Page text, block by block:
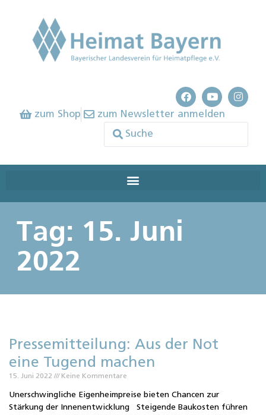
zum Shop zum Newsletter anmelden
Tag: 15. Juni
2022
Pressemitteilung: Aus der Not
eine Tugend machen
15. Juni 2022 Keine Kommentare
Unerschwingliche Eigenheimpreise bieten Chancen zur
Stärkung der Innenentwicklung Steigende Baukosten führen